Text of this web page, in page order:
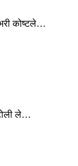
कोष्टले…
ले…